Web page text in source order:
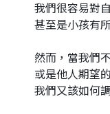
我們很容易對
甚至是小孩有
然而，當我們
或是他人期望
我們又該如何